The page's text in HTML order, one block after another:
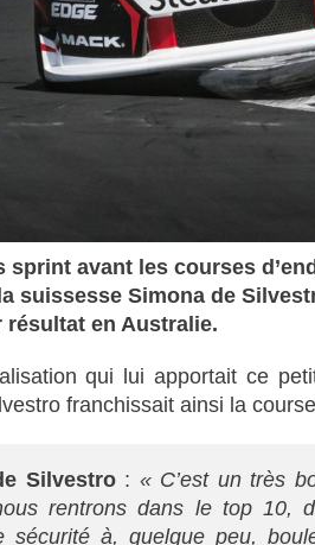
sprint avant les courses
suissesse Simona de
en Australie.
qui lui apportait ce
franchissait ainsi la
Silvestro: « C’est un très
rentrons dans le top 10,
sécurité à, quelque peu,